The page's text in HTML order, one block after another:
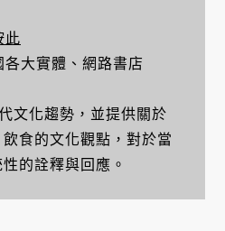
此
大實體、網路書店
文化趨勢，並提供關於
食的文化觀點，對於當
的詮釋與回應。